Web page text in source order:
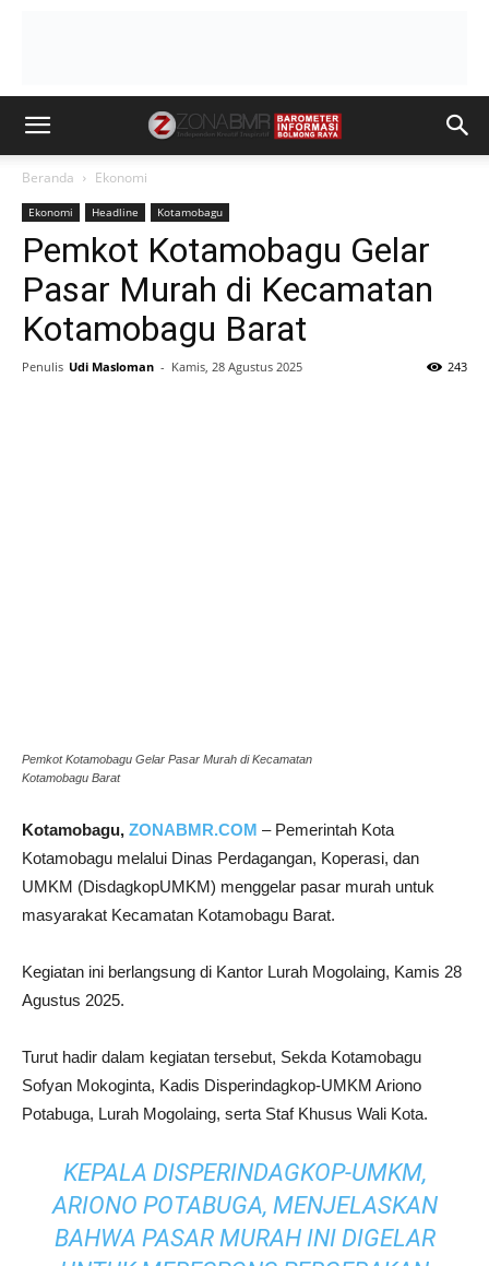
Beranda Ekonomi
Ekonomi Headline Kotamobagu
Pemkot Kotamobagu Gelar
Pasar Murah di Kecamatan
Kotamobagu Barat
Penulis Udi Masloman - Kamis, 28 Agustus 2025 243
Pemkot Kotamobagu Gelar Pasar Murah di Kecamatan
Kotamobagu Barat
Kotamobagu, ZONABMR.COM – Pemerintah Kota
Kotamobagu melalui Dinas Perdagangan, Koperasi, dan
UMKM (DisdagkopUMKM) menggelar pasar murah untuk
masyarakat Kecamatan Kotamobagu Barat.
Kegiatan ini berlangsung di Kantor Lurah Mogolaing, Kamis 28
Agustus 2025.
Turut hadir dalam kegiatan tersebut, Sekda Kotamobagu
Sofyan Mokoginta, Kadis Disperindagkop-UMKM Ariono
Potabuga, Lurah Mogolaing, serta Staf Khusus Wali Kota.
KEPALA DISPERINDAGKOP-UMKM,
ARIONO POTABUGA, MENJELASKAN
BAHWA PASAR MURAH INI DIGELAR